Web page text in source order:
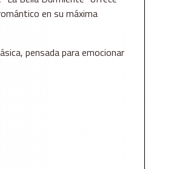
en su máxima
pensada para emocionar